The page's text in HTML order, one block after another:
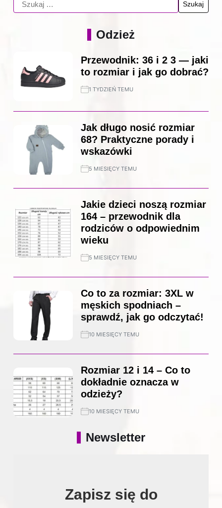
Odzież
Przewodnik: 36 i 2 3 — jaki
to rozmiar i jak go dobrać?
1 TYDZIEŃ TEMU
Jak długo nosić rozmiar
68? Praktyczne porady i
wskazówki
5 MIESIĘCY TEMU
Jakie dzieci noszą rozmiar
164 – przewodnik dla
rodziców o odpowiednim
wieku
5 MIESIĘCY TEMU
Co to za rozmiar: 3XL w
męskich spodniach –
sprawdź, jak go odczytać!
10 MIESIĘCY TEMU
Rozmiar 12 i 14 – Co to
dokładnie oznacza w
odzieży?
10 MIESIĘCY TEMU
Newsletter
Zapisz się do